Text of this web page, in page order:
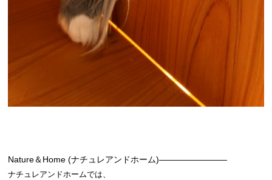
Nature＆Home (ナチュレアンドホーム)————————
ナチュレアンドホームでは、